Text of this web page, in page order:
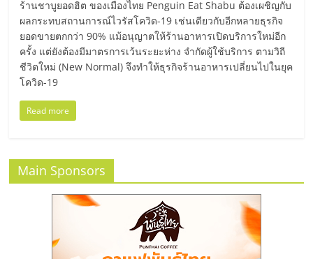
น้อย
คืน
ทุน
ไว,
ที่
ปรึกษา
การ
ร้านชาบูยอดฮิต ของเมืองไทย Penguin Eat Shabu ต้องเผชิญกับ
ผลกระทบสถานการณ์ไวรัสโควิด-19 เช่นเดียวกับอีกหลายธุรกิจ
ยอดขายตกกว่า 90% แม้อนุญาตให้ร้านอาหารเปิดบริการใหม่อีก
ครั้ง แต่ยังต้องมีมาตรการเว้นระยะห่าง จำกัดผู้ใช้บริการ ตามวิถี
ชีวิตใหม่ (New Normal) จึงทำให้ธุรกิจร้านอาหารเปลี่ยนไปในยุค
โควิด-19
Read more
Main Sponsors